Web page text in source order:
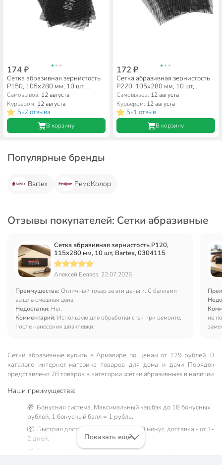
174 ₽
Сетка абразивная зернистость
P150, 105х280 мм, 10 шт,
РемоКолор, 31-8-115
Самовывоз: 12 августа
Курьером: 12 августа
5•2 отзыва
В корзину
172 ₽
Сетка абразивная зернистость
P220, 105х280 мм, 10 шт,
РемоКолор, 31-8-122
Самовывоз: 12 августа
Курьером: 12 августа
5•1 отзыв
В корзину
Популярные бренды
Bartex РемоКолор
Отзывы покупателей: Сетки абразивные
Сетка абразивная зернистость P120,
115х280 мм, 10 шт, Bartex, 0304115
Алексей Беляев, 22.07.2026
Преимущества: Отличный товар за эти деньги. С баллами
вышла смешная цена.
Недостатки: Нет.
Комментарий: Использую для обработки стен при ремонте,
после нанесения шпаклёвки.
не
Сетки абразивные купить в Армавире по ценам от 129 рублей. В
каталоге интернет-магазина товаров для дома и дачи Порядок
представлено 28 товаров в категории «сетки абразивные» в наличии
Наши преимущества:
🎁 Бонусная система. Максимальный кэшбэк до 18 бонусных
рублей, 1 бонусный балл = 1 рубль.
📦 Быстрая доставка. Самовывоз от 60 минут, доставка - от 1-
2 дней.
🛒 Бесплатный самовывоз из магазинов города Армавир.
Показать ещё